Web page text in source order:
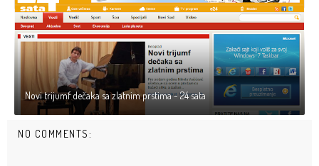
Novi trijumf dečaka sa zlatnim prstima - 24 sata
NO COMMENTS: